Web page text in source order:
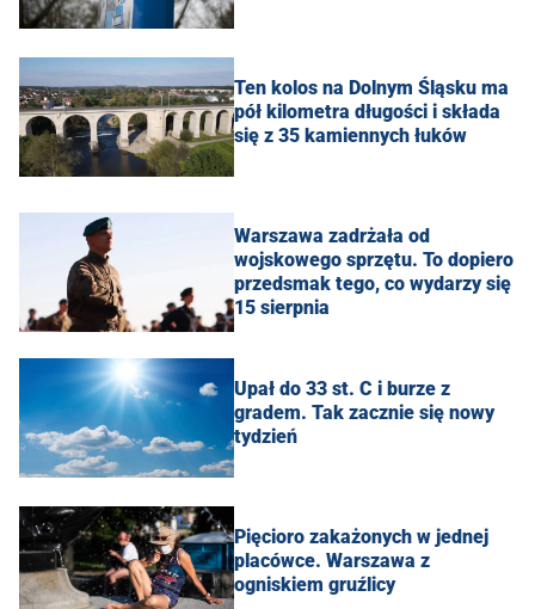
Ten kolos na Dolnym Śląsku ma
pół kilometra długości i składa
się z 35 kamiennych łuków
Warszawa zadrżała od
wojskowego sprzętu. To dopiero
przedsmak tego, co wydarzy się
15 sierpnia
Upał do 33 st. C i burze z
gradem. Tak zacznie się nowy
tydzień
Pięcioro zakażonych w jednej
placówce. Warszawa z
ogniskiem gruźlicy